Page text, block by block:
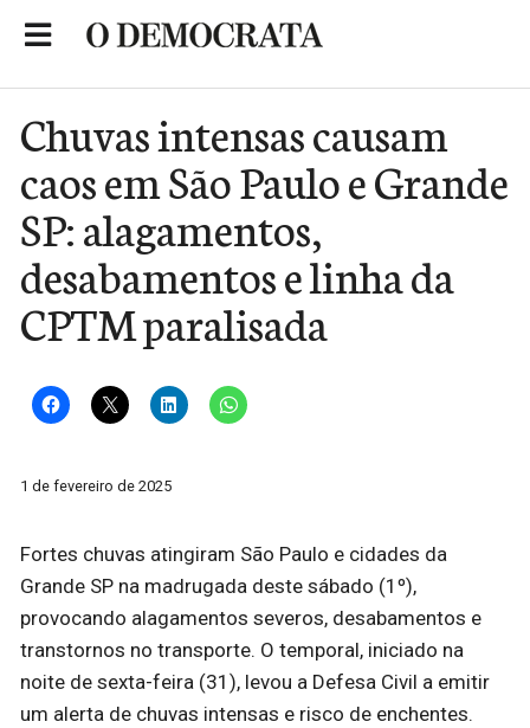
Chuvas intensas causam
caos em São Paulo e Grande
SP: alagamentos,
desabamentos e linha da
CPTM paralisada
1 de fevereiro de 2025
Fortes chuvas atingiram São Paulo e cidades da
Grande SP na madrugada deste sábado (1º),
provocando alagamentos severos, desabamentos e
transtornos no transporte. O temporal, iniciado na
noite de sexta-feira (31), levou a Defesa Civil a emitir
um alerta de chuvas intensas e risco de enchentes.